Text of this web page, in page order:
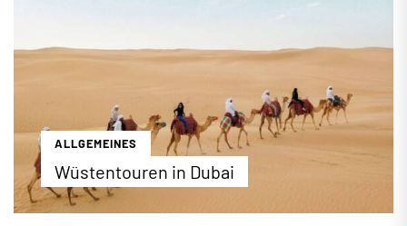
bestens ausgestattet sind und Besucher mit tollen
sportlichen und gastronomischen Angeboten
...mehr erfahren
ALLGEMEINES
Wüstentouren in Dubai
Die schönsten Wüstentouren in Dubai in der